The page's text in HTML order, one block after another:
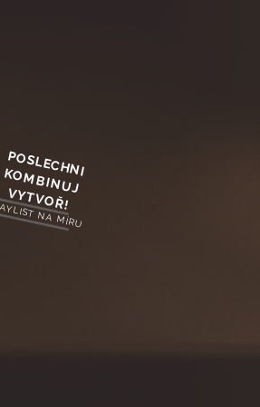
POSLECHNI
KOMBINUJ
VYTVOŘ!
NA MÍRU